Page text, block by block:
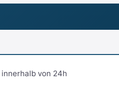
von 24h